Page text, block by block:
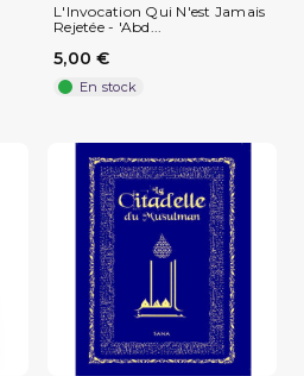
L'Invocation Qui N'est Jamais
Rejetée - 'Abd...
5,00 €
En stock